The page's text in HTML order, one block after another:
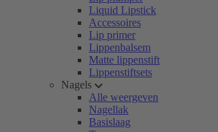
Liquid Lipstick
Accessoires
Lip primer
Lippenbalsem
Matte lippenstift
Lippenstiftsets
Nagels
Alle weergeven
Nagellak
Basislaag